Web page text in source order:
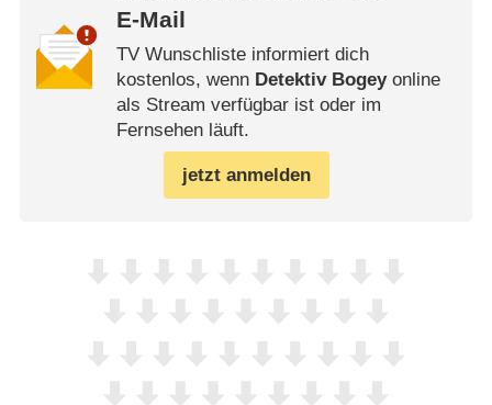
E-Mail
TV Wunschliste informiert dich
kostenlos, wenn Detektiv Bogeyonline
als Stream verfügbar ist oder im
Fernsehen läuft.
jetzt anmelden